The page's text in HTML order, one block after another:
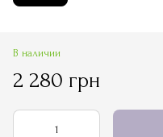
В наличии
2 280 грн